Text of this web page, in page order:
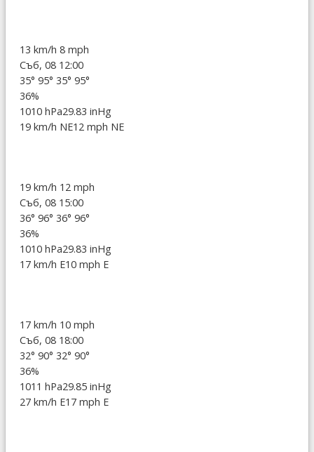
13 km/h 8 mph
Съб, 08 12:00
35° 95° 35° 95°
36%
1010 hPa29.83 inHg
19 km/h NE12 mph NE
19 km/h 12 mph
Съб, 08 15:00
36° 96° 36° 96°
36%
1010 hPa29.83 inHg
17 km/h E10 mph E
17 km/h 10 mph
Съб, 08 18:00
32° 90° 32° 90°
36%
1011 hPa29.85 inHg
27 km/h E17 mph E